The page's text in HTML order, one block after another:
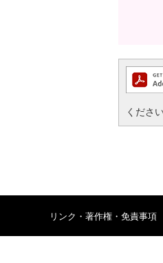
ください
リンク・著作権・免責事項